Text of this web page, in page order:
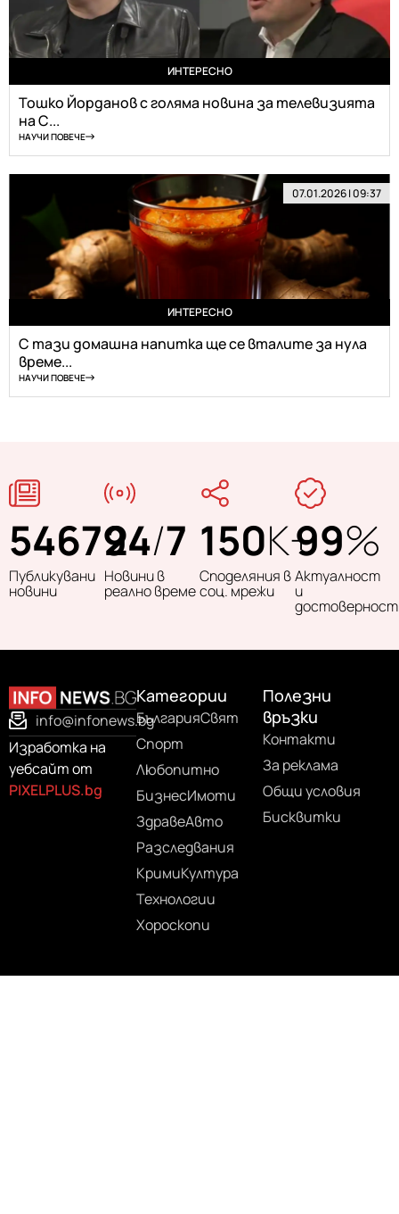
ИНТЕРЕСНО
Тошко Йорданов с голяма новина за телевизията
на С...
НАУЧИ ПОВЕЧЕ
07.01.2026 | 09:37
ИНТЕРЕСНО
С тази домашна напитка ще се вталите за нула
време...
НАУЧИ ПОВЕЧЕ
54679
Публикувани
новини
24/7
Новини в
реално време
150K+
Споделяния в
соц. мрежи
99%
Актуалност
и
достоверност
info@infonews.bg
Изработка на
уебсайт от
PIXELPLUS.bg
Категории
БългарияСвят
Спорт
Любопитно
БизнесИмоти
ЗдравеАвто
Разследвания
КримиКултура
Технологии
Хороскопи
Полезни
връзки
Контакти
За реклама
Общи условия
Бисквитки